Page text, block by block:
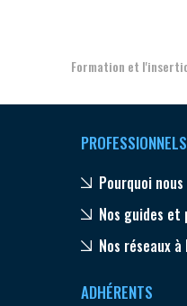
Formation et l'insertion de
Pourquoi
Nos guides
Nos réseaux
ADHÉRENTS